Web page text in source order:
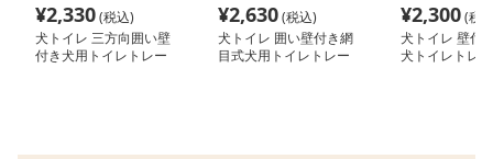
¥2,330(税込)
犬トイレ 三方向囲い壁
付き犬用トイレトレー
¥2,630(税込)
犬トイレ 囲い壁付き網
目式犬用トイレトレー
¥2,300(税
犬トイレ 壁付
犬トイレトレ